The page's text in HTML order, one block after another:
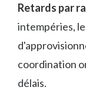
Retards par
intempéries,
coordination
délais.